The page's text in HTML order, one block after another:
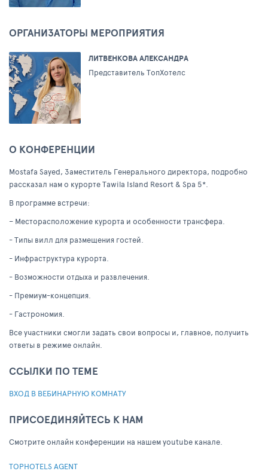
ОРГАНИЗАТОРЫ МЕРОПРИЯТИЯ
ЛИТВЕНКОВА АЛЕКСАНДРА
Представитель ТопХотелс
О КОНФЕРЕНЦИИ
Mostafa Sayed, Заместитель Генерального директора, подробно
рассказал нам о курорте Tawila Island Resort & Spa 5*.
В программе встречи:
– Месторасположение курорта и особенности трансфера.
- Типы вилл для размещения гостей.
- Инфраструктура курорта.
- Возможности отдыха и развлечения.
- Премиум-концепция.
- Гастрономия.
Все участники смогли задать свои вопросы и, главное, получить
ответы в режиме онлайн.
ССЫЛКИ ПО ТЕМЕ
ВХОД В ВЕБИНАРНУЮ КОМНАТУ
ПРИСОЕДИНЯЙТЕСЬ К НАМ
Cмотрите онлайн конференции на нашем youtube канале.
TOPHOTELS AGENT